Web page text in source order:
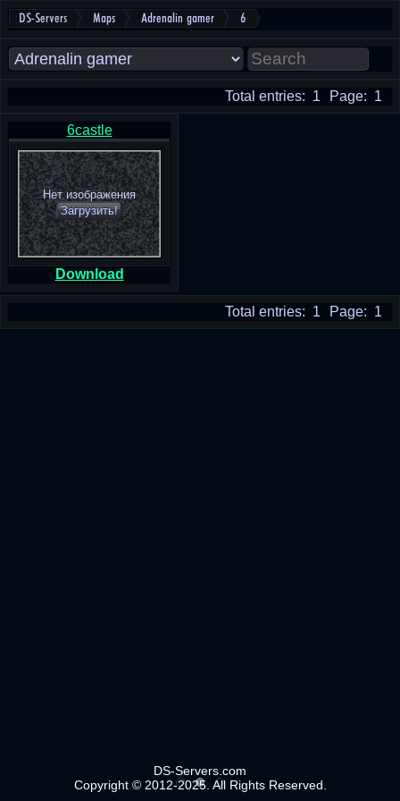
DS-Servers Maps Adrenalin gamer 6
Page: 1
Total entries: 1
6castle
Нет изображения
Загрузить!
Download
Page: 1
Total entries: 1
DS-Servers.com
Copyright © 2012-2025. All Rights Reserved.